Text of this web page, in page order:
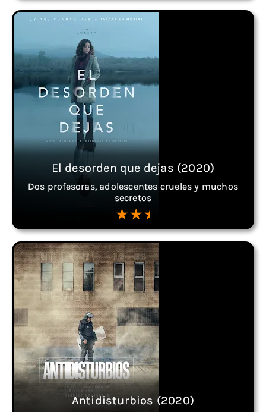
El desorden que dejas (2020)
Dos profesoras, adolescentes crueles y muchos
secretos
Antidisturbios (2020)